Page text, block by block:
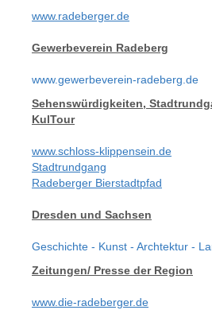
www.radeberger.de
Gewerbeverein Radeberg
www.gewerbeverein-radeberg.de
Sehenswürdigkeiten,
KulTour
www.schloss-klippensein.de
Stadtrundgang
Radeberger Bierstadtpfad
Dresden und Sachsen
Geschichte - Kunst - Archtektur -
Zeitungen/ Presse der Region
www.die-radeberger.de